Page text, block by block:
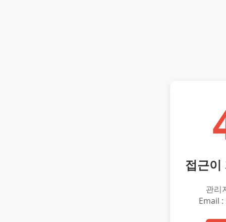
접근이
관리
Email